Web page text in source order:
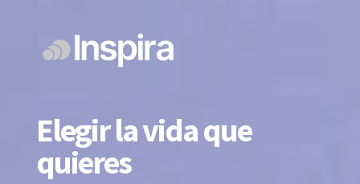
Elegir la vida que
quieres